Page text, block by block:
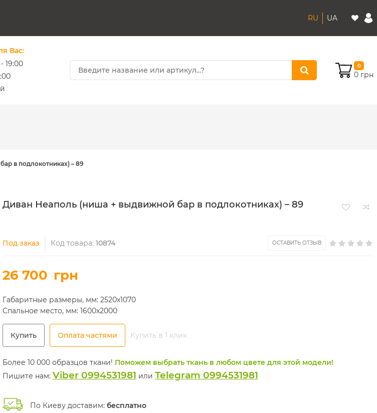
RU UA
Вас:
19:00
0
0 грн
в подлокотниках) – 89
Диван Неаполь (ниша + выдвижной бар в подлокотниках) – 89
Под заказ Код товара: 10874 ОСТАВИТЬ ОТЗЫВ
26 700 грн
Габаритные размеры, мм: 2520х1070
Спальное место, мм: 1600х2000
Купить Оплата частями Купить в 1 клик
Более 10 000 образцов ткани! Поможем выбрать ткань в любом цвете для этой модели!
Пишите нам: Viber 0994531981 или Telegram 0994531981
По Киеву доставим: бесплатно